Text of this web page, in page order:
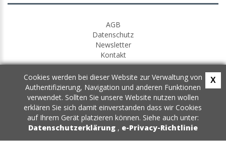
AGB
Datenschutz
Newsletter
Kontakt
Cookies werden bei dieser Website zur Verwaltung von
Authentifizierung, Navigation und anderen Funktionen
verwendet. Sollten Sie unsere Website nutzen wollen
erklären Sie sich damit einverstanden dass wir Cookies
auf Ihrem Gerät platzieren können. Siehe auch unter:
Datenschutzerklärung , e-Privacy-Richtlinie
X